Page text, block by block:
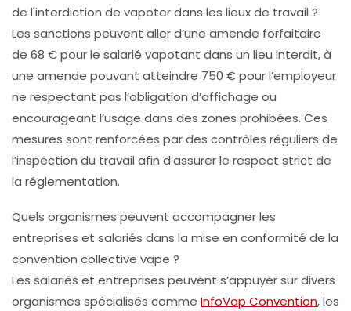
de l'interdiction de vapoter dans les lieux de travail ?
Les sanctions peuvent aller d’une amende forfaitaire
de 68 € pour le salarié vapotant dans un lieu interdit, à
une amende pouvant atteindre 750 € pour l’employeur
ne respectant pas l’obligation d’affichage ou
encourageant l’usage dans des zones prohibées. Ces
mesures sont renforcées par des contrôles réguliers de
l’inspection du travail afin d’assurer le respect strict de
la réglementation.
Quels organismes peuvent accompagner les
entreprises et salariés dans la mise en conformité de la
convention collective vape ?
Les salariés et entreprises peuvent s’appuyer sur divers
organismes spécialisés comme InfoVap Convention, les